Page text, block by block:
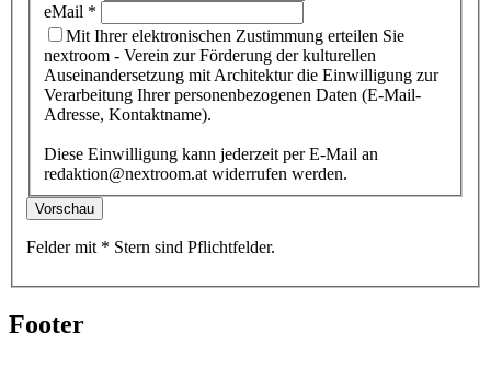
eMail *
Mit Ihrer elektronischen Zustimmung erteilen Sie
nextroom - Verein zur Förderung der kulturellen
Auseinandersetzung mit Architektur die Einwilligung zur
Verarbeitung Ihrer personenbezogenen Daten (E-Mail-
Adresse, Kontaktname).
Diese Einwilligung kann jederzeit per E-Mail an
redaktion@nextroom.at widerrufen werden.
Vorschau
Felder mit * Stern sind Pflichtfelder.
Footer